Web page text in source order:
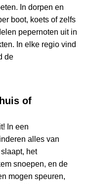
In dorpen en
boot, koets of zelfs
pepernoten uit in
In elke regio vind
de
of
In een
alles van
het
snoepen, en de
mogen speuren,